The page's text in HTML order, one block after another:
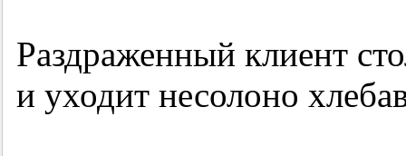
Раздраженный клиент
и уходит несолоно